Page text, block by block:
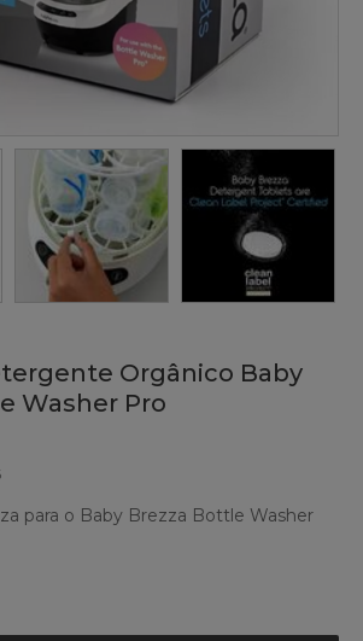
Orgânico Baby
Washer Pro
para o Baby Brezza Bottle Washer